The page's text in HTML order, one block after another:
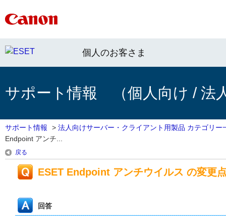
個人のお客さま
サポート情報 （個人向け / 法
サポート情報 > 法人向けサーバー・クライアント用製品 カテゴリー
Endpoint アンチ...
戻る
ESET Endpoint アンチウイルス の変更
回答